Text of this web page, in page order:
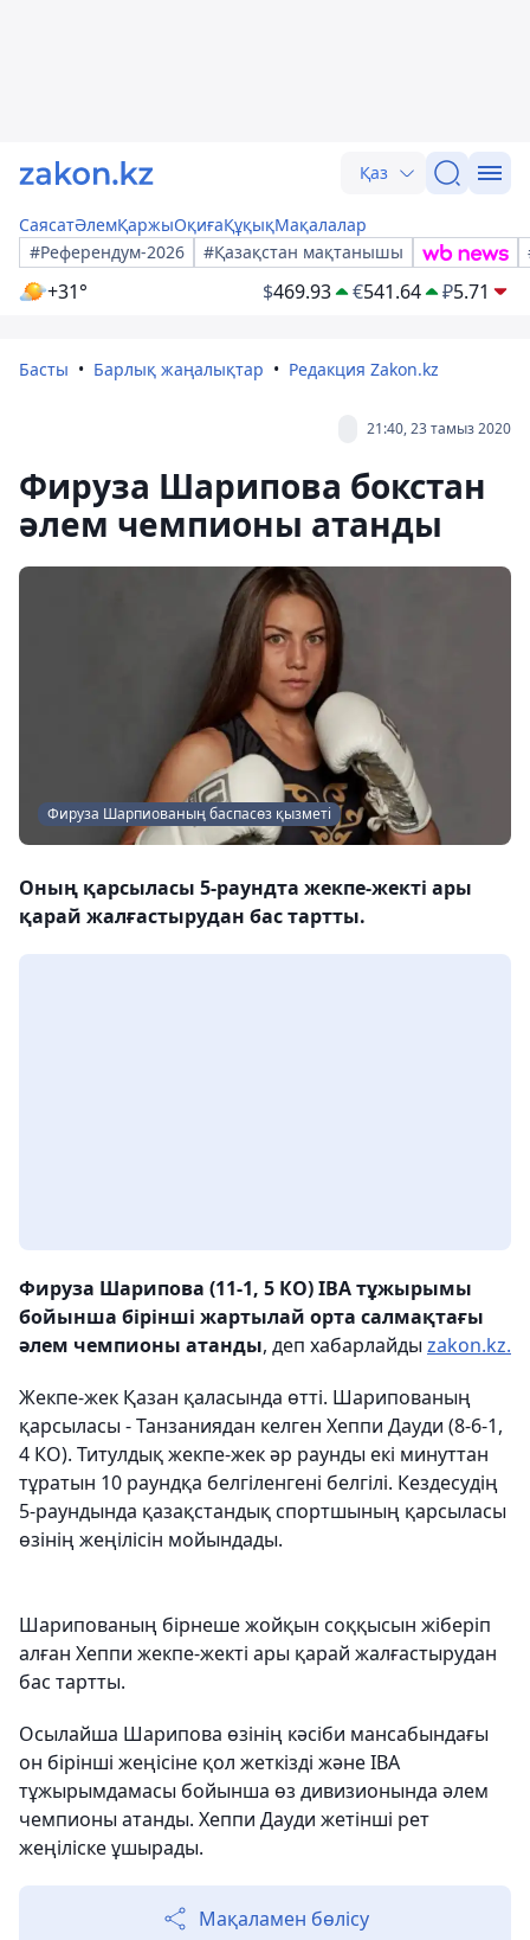
Қаз
СаясатӘлемҚаржыОқиғаҚұқықМақалалар
#Референдум-2026
#Қазақстан мақтанышы
+31° $469.93 €541.64 ₽5.71
Басты Барлық жаңалықтар Редакция Zakon.kz
21:40, 23 тамыз 2020
Фируза Шарипова бокстан
әлем чемпионы атанды
Фируза Шарпиованың баспасөз қызметі
Оның қарсыласы 5-раундта жекпе-жекті ары
қарай жалғастырудан бас тартты.
Фируза Шарипова (11-1, 5 КО)IBA тұжырымы
бойынша бірінші жартылай орта салмақтағы
әлем чемпионы атанды, деп хабарлайды zakon.kz.
Жекпе-жек Қазан қаласында өтті. Шарипованың
қарсыласы - Танзаниядан келген Хеппи Дауди (8-6-1,
4 КО). Титулдық жекпе-жек әр раунды екі минуттан
тұратын 10 раундқа белгіленгені белгілі. Кездесудің
5-раундында қазақстандық спортшының қарсыласы
өзінің жеңілісін мойындады.
Шарипованың бірнеше жойқын соққысын жіберіп
алған Хеппи жекпе-жекті ары қарай жалғастырудан
бас тартты.
Осылайша Шарипова өзінің кәсіби мансабындағы
он бірінші жеңісіне қол жеткізді және IBА
тұжырымдамасы бойынша өз дивизионында әлем
чемпионы атанды. Хеппи Дауди жетінші рет
жеңіліске ұшырады.
Мақаламен бөлісу